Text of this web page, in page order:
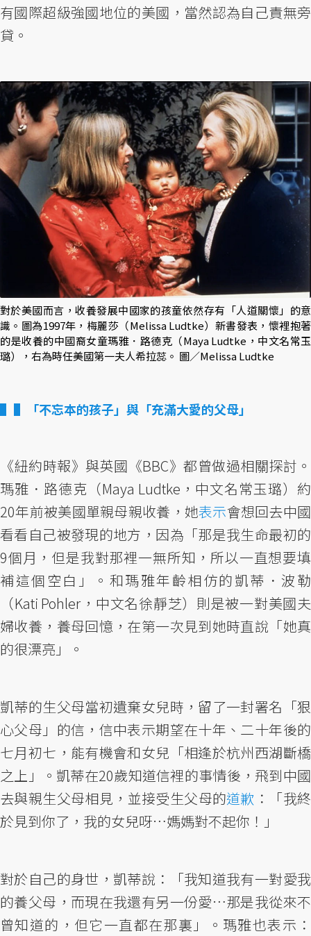
有國際超級強國地位的美國，當然認為自己責無旁
貸。
對於美國而言，收養發展中國家的孩童依然存有「人道關懷」的意
識。圖為1997年，梅麗莎（Melissa Ludtke）新書發表，懷裡抱著
的是收養的中國裔女童瑪雅．路德克（Maya Ludtke，中文名常玉
璐），右為時任美國第一夫人希拉蕊。 圖／Melissa Ludtke
▌「不忘本的孩子」與「充滿大愛的父母」
《紐約時報》與英國《BBC》都曾做過相關探討。
瑪雅．路德克（Maya Ludtke，中文名常玉璐）約
20年前被美國單親母親收養，她表示會想回去中國
看看自己被發現的地方，因為「那是我生命最初的
9個月，但是我對那裡一無所知，所以一直想要填
補這個空白」。和瑪雅年齡相仿的凱蒂．波勒
（Kati Pohler，中文名徐靜芝）則是被一對美國夫
婦收養，養母回憶，在第一次見到她時直說「她真
的很漂亮」。
凱蒂的生父母當初遺棄女兒時，留了一封署名「狠
心父母」的信，信中表示期望在十年、二十年後的
七月初七，能有機會和女兒「相逢於杭州西湖斷橋
之上」。凱蒂在20歲知道信裡的事情後，飛到中國
去與親生父母相見，並接受生父母的道歉 ：「我終
於見到你了，我的女兒呀…媽媽對不起你！」
對於自己的身世，凱蒂說：「我知道我有一對愛我
的養父母，而現在我還有另一份愛…那是我從來不
曾知道的，但它一直都在那裏」。瑪雅也表示：